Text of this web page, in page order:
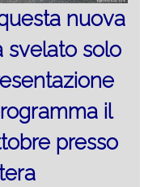
nuova
svelato solo
il
presso